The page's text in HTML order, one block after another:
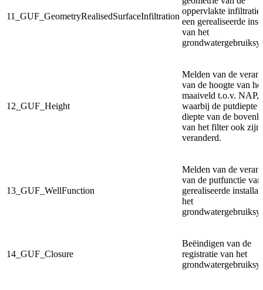
11_GUF_GeometryRealisedSurfaceInfiltration
oppervlakte infiltratie
een gerealiseerde
van het
12_GUF_Height
Melden van de
van de hoogte van het
maaiveld t.o.v. NAP,
waarbij de putdiepte
diepte van de
van het filter ook zijn
veranderd.
13_GUF_WellFunction
Melden van de
van de putfunctie van
gerealiseerde
het
14_GUF_Closure
Beëindigen van de
registratie van het